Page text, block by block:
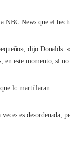
News que el
dijo Donalds.
en este momento, si
lo martillaran.
es desordenada,